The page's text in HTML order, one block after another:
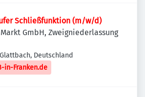
Schließfunktion (m/w/d)
Markt GmbH, Zweigniederlassung
Deutschland
in-Franken.de